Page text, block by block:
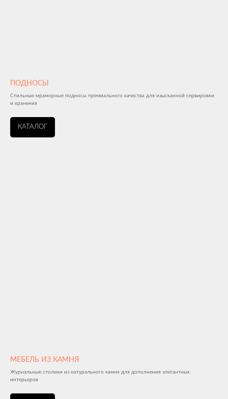
ПОДНОСЫ
Стильные мраморные подносы премиального качества для изысканной сервировки
и хранения
КАТАЛОГ
МЕБЕЛЬ ИЗ КАМНЯ
Журнальные столики из натурального камня для дополнения элегантных
интерьеров